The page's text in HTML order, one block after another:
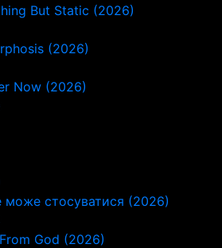
But Static (2026)
(2026)
Now (2026)
стосуватися (2026)
God (2026)